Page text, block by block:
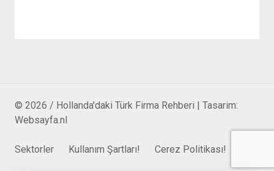
© 2026 / Hollanda'daki Türk Firma Rehberi | Tasarim:
Websayfa.nl
Sektorler Kullanım Şartları! Cerez Politikası!